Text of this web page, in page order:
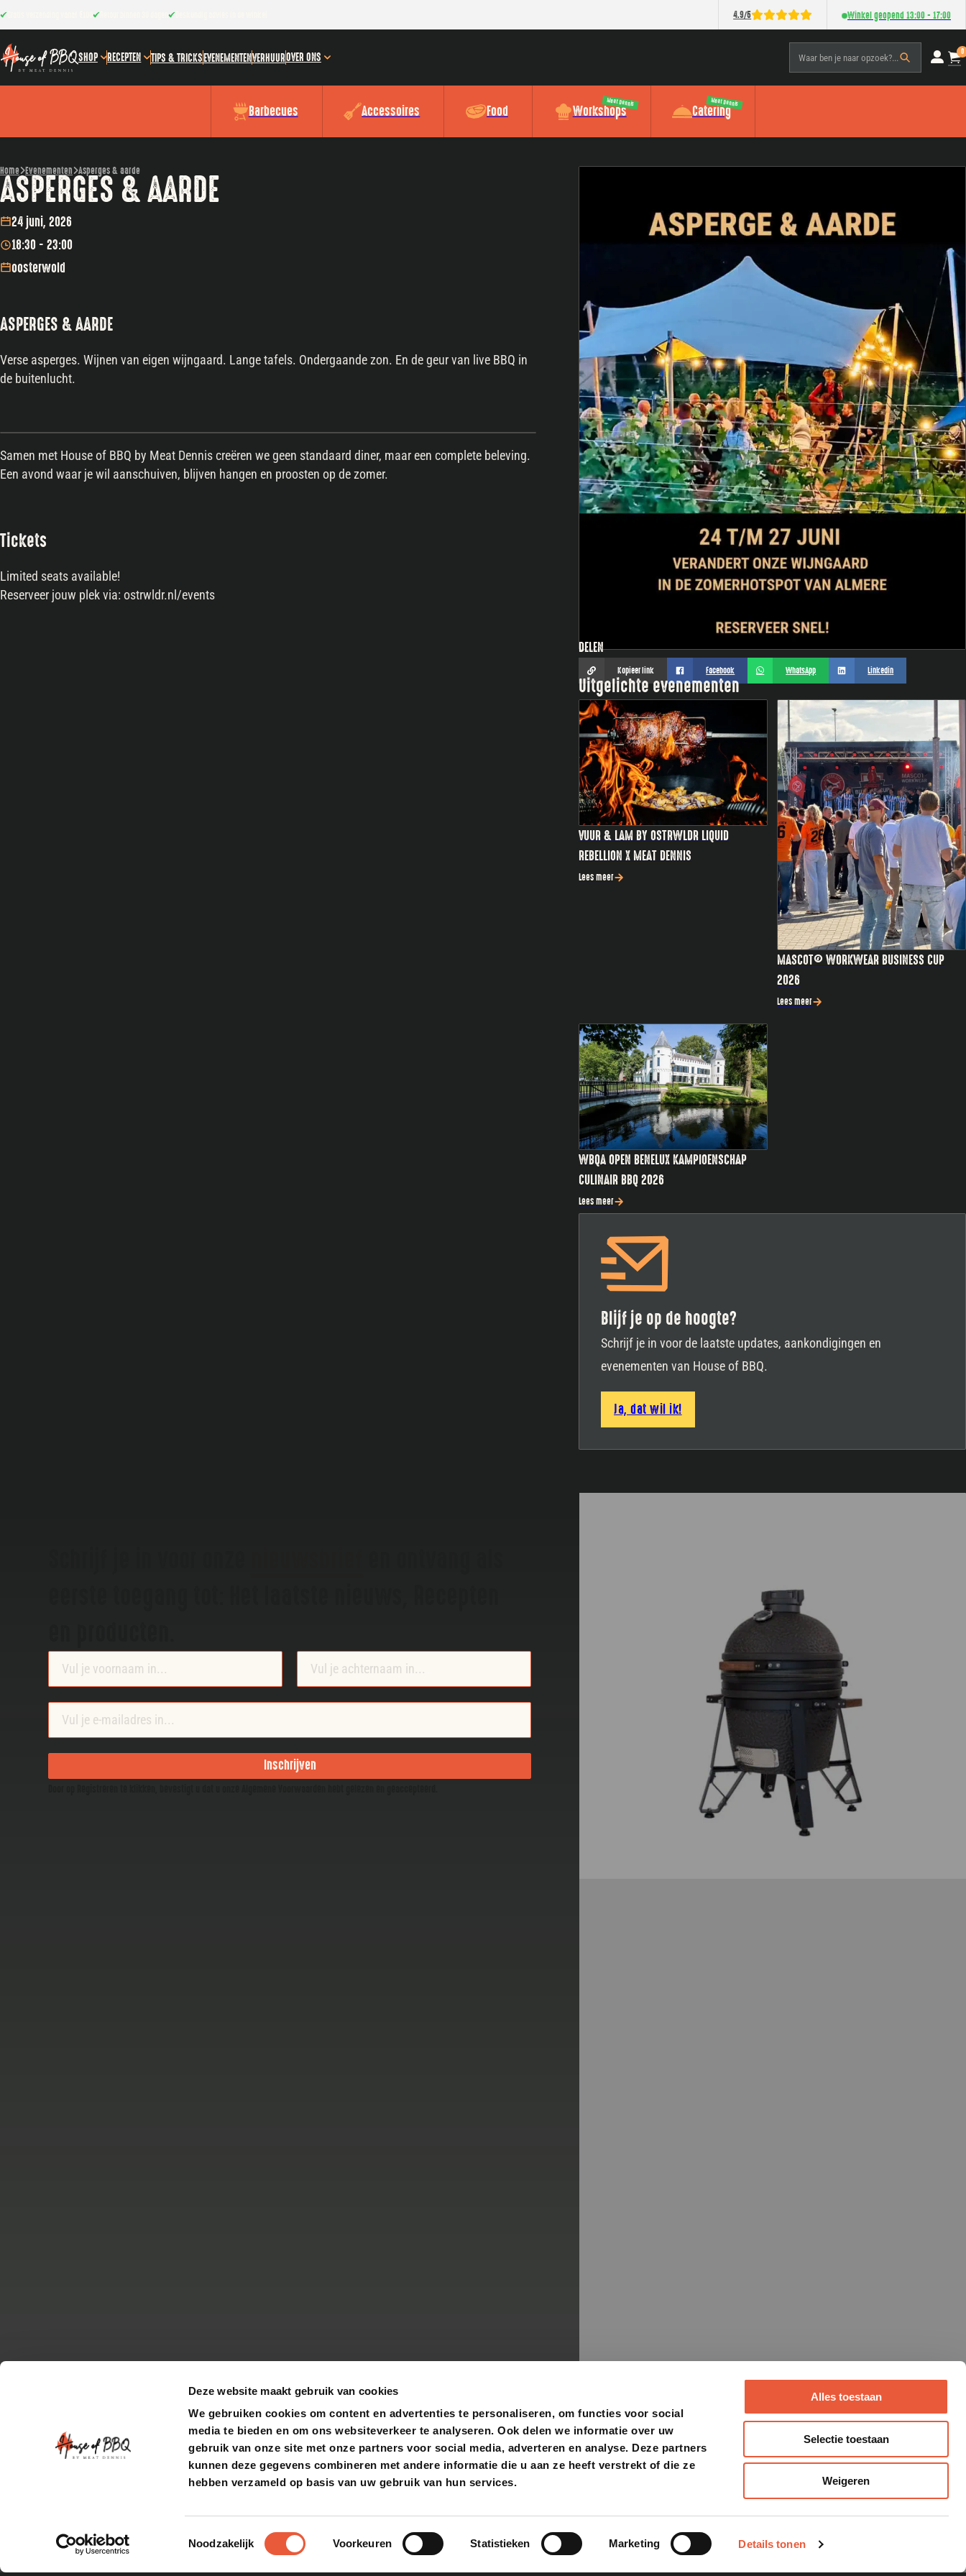
Deze website maakt gebruik van cookies
We gebruiken cookies om content en advertenties te personaliseren, om functies voor social
media te bieden en om ons websiteverkeer te analyseren. Ook delen we informatie over uw
gebruik van onze site met onze partners voor social media, adverteren en analyse. Deze partners
kunnen deze gegevens combineren met andere informatie die u aan ze heeft verstrekt of die ze
hebben verzameld op basis van uw gebruik van hun services.
Toestemmingsselectie
Noodzakelijk Voorkeuren Statistieken Marketing Details tonen
Alles toestaan
Selectie toestaan
Weigeren
4.9/5 Winkel geopend 13:00 - 17:00
SHOP RECEPTEN TIPS & TRICKS EVENEMENTENVERHUUROVER ONS Waar ben je naar opzoek?... 0
Barbecues Accessoires Food Workshops
Meat Dennis
Catering
Meat Dennis
Home Evenementen Asperges & aarde
ASPERGES & AARDE
24 juni, 2026
18:30 - 23:00
oosterwold
ASPERGES & AARDE
Verse asperges. Wijnen van eigen wijngaard. Lange tafels. Ondergaande zon. En de geur van live BBQ in
de buitenlucht.
Samen met House of BBQ by Meat Dennis creëren we geen standaard diner, maar een complete beleving.
Een avond waar je wil aanschuiven, blijven hangen en proosten op de zomer.
Tickets
Limited seats available!
Reserveer jouw plek via: ostrwldr.nl/events
DELEN
Kopieer link Facebook WhatsApp Linkedin
Uitgelichte evenementen
VUUR & LAM BY OSTRWLDR LIQUID
REBELLION X MEAT DENNIS
Lees meer
MASCOT® WORKWEAR BUSINESS CUP
2026
Lees meer
WBQA OPEN BENELUX KAMPIOENSCHAP
CULINAIR BBQ 2026
Lees meer
Blijf je op de hoogte?
Schrijf je in voor de laatste updates, aankondigingen en
evenementen van House of BBQ.
Ja, dat wil ik!
Inschrijven